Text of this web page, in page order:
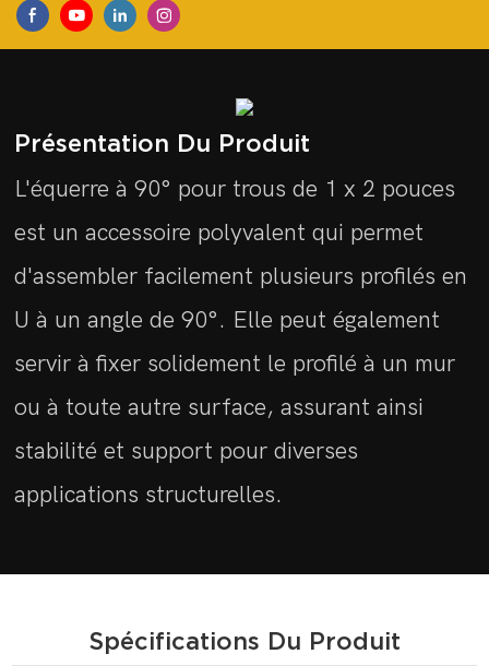
Présentation Du Produit
L'équerre à 90° pour trous de 1 x 2 pouces
est un accessoire polyvalent qui permet
d'assembler facilement plusieurs profilés en
U à un angle de 90°. Elle peut également
servir à fixer solidement le profilé à un mur
ou à toute autre surface, assurant ainsi
stabilité et support pour diverses
applications structurelles.
Spécifications Du Produit